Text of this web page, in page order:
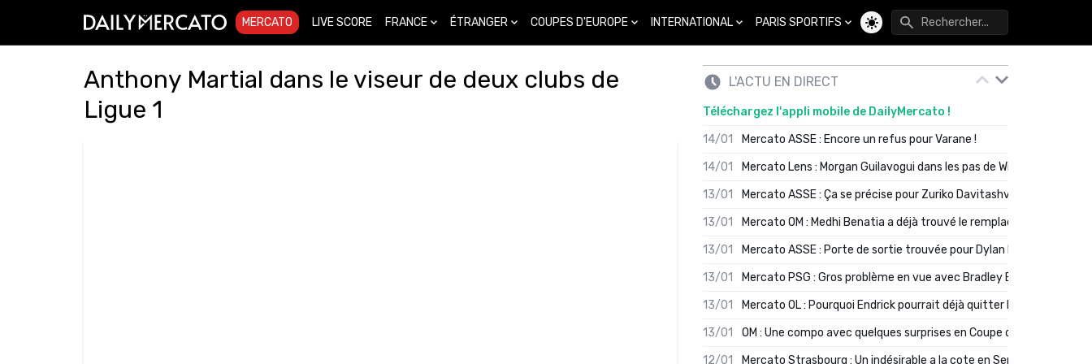
MERCATO LIVE SCORE FRANCE ÉTRANGER COUPES D'EUROPE INTERNATIONAL PARIS SPORTIFS
Changer de thème
Anthony Martial dans le viseur de deux clubs de
Ligue 1
L'ACTU EN DIRECT
Téléchargez l'appli mobile de DailyMercato !
14/01
Mercato ASSE : Encore un refus pour Varane !
14/01
Mercato Lens : Morgan Guilavogui dans les pas de Will Still ?
13/01
Mercato ASSE : Ça se précise pour Zuriko Davitashvili
13/01
Mercato OM : Medhi Benatia a déjà trouvé le remplaçant de Robinio
13/01
Mercato ASSE : Porte de sortie trouvée pour Dylan Batubinsika
13/01
Mercato PSG : Gros problème en vue avec Bradley Barcola ?
13/01
Mercato OL : Pourquoi Endrick pourrait déjà quitter Lyon en janvier
13/01
OM : Une compo avec quelques surprises en Coupe de France
12/01
Mercato Strasbourg : Un indésirable a la cote en Serie A